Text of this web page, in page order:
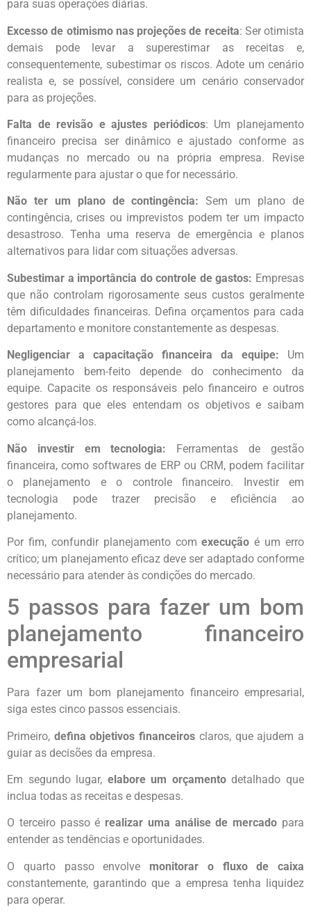
para suas operações diárias.
Excesso de otimismo nas projeções de receita: Ser otimista
demais pode levar a superestimar as receitas e,
consequentemente, subestimar os riscos. Adote um cenário
realista e, se possível, considere um cenário conservador
para as projeções.
Falta de revisão e ajustes periódicos: Um planejamento
financeiro precisa ser dinâmico e ajustado conforme as
mudanças no mercado ou na própria empresa. Revise
regularmente para ajustar o que for necessário.
Não ter um plano de contingência: Sem um plano de
contingência, crises ou imprevistos podem ter um impacto
desastroso. Tenha uma reserva de emergência e planos
alternativos para lidar com situações adversas.
Subestimar a importância do controle de gastos: Empresas
que não controlam rigorosamente seus custos geralmente
têm dificuldades financeiras. Defina orçamentos para cada
departamento e monitore constantemente as despesas.
Negligenciar a capacitação financeira da equipe: Um
planejamento bem-feito depende do conhecimento da
equipe. Capacite os responsáveis pelo financeiro e outros
gestores para que eles entendam os objetivos e saibam
como alcançá-los.
Não investir em tecnologia: Ferramentas de gestão
financeira, como softwares de ERP ou CRM, podem facilitar
o planejamento e o controle financeiro. Investir em
tecnologia pode trazer precisão e eficiência ao
planejamento.
Por fim, confundir planejamento comexecução é um erro
crítico; um planejamento eficaz deve ser adaptado conforme
necessário para atender às condições do mercado.
5 passos para fazer um bom
planejamento financeiro
empresarial
Para fazer um bom planejamento financeiro empresarial,
siga estes cinco passos essenciais.
Primeiro, defina objetivos financeiros claros, que ajudem a
guiar as decisões da empresa.
Em segundo lugar, elabore um orçamentodetalhado que
inclua todas as receitas e despesas.
O terceiro passo é realizar uma análise de mercado para
entender as tendências e oportunidades.
O quarto passo envolve monitorar o fluxo de caixa
constantemente, garantindo que a empresa tenha liquidez
para operar.